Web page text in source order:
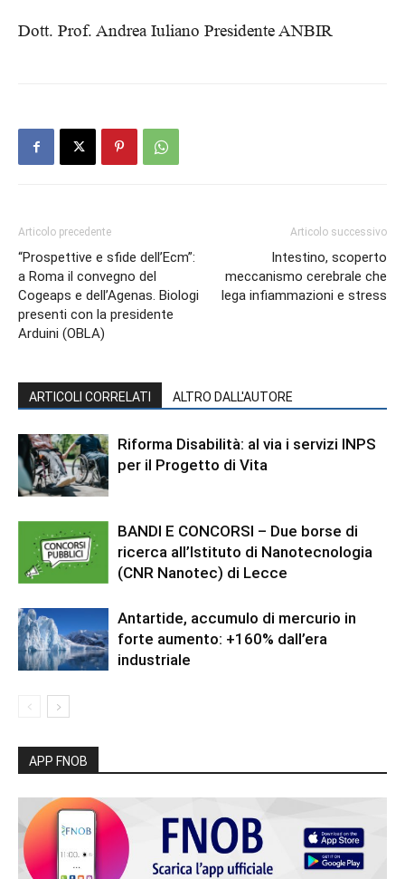
Dott. Prof. Andrea Iuliano Presidente ANBIR
Articolo precedente
“Prospettive e sfide dell’Ecm”:
a Roma il convegno del
Cogeaps e dell’Agenas. Biologi
presenti con la presidente
Arduini (OBLA)
Articolo successivo
Intestino, scoperto
meccanismo cerebrale che
lega infiammazioni e stress
ARTICOLI CORRELATI ALTRO DALL'AUTORE
Riforma Disabilità: al via i servizi INPS
per il Progetto di Vita
BANDI E CONCORSI – Due borse di
ricerca all’Istituto di Nanotecnologia
(CNR Nanotec) di Lecce
Antartide, accumulo di mercurio in
forte aumento: +160% dall’era
industriale
APP FNOB